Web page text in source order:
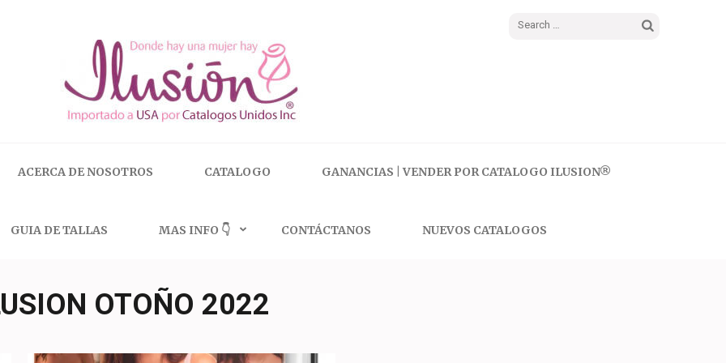
Search
ACERCA DE NOSOTROS CATALOGO GANANCIAS | VENDER POR CATALOGO ILUSION®
GUIA DE TALLAS MAS INFO 👇 CONTÁCTANOS NUEVOS CATALOGOS
OTOÑO 2022